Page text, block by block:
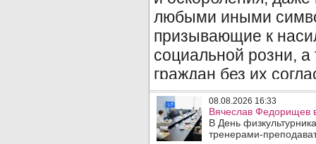
08.08.2026 16:33
Вячеслав Федорищев
В День
тренерами-